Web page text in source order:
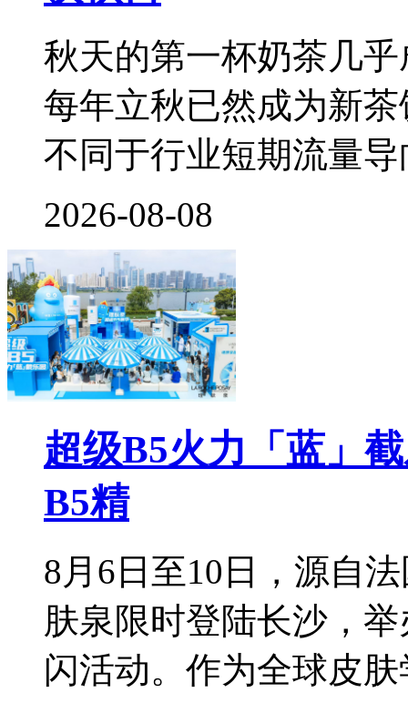
秋天的第一杯奶茶几
每年立秋已然成为新
不同于行业短期流量
2026-08-08
超级B5火力「蓝」
B5精
8月6日至10日，源自
肤泉限时登陆长沙，
闪活动。作为全球皮